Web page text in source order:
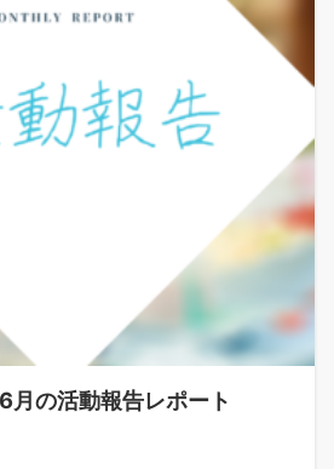
の活動報告レポート